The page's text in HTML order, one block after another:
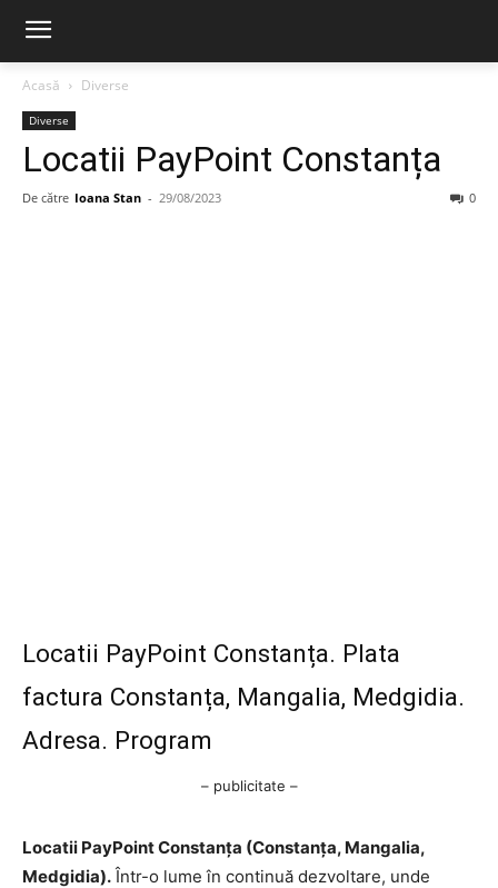
Acasă Diverse
Diverse
Locatii PayPoint Constanța
De către Ioana Stan - 29/08/2023 0
Locatii PayPoint Constanța. Plata
factura Constanța, Mangalia, Medgidia.
Adresa. Program
– publicitate –
Locatii PayPoint Constanța (Constanța, Mangalia,
Medgidia). Într-o lume în continuă dezvoltare, unde